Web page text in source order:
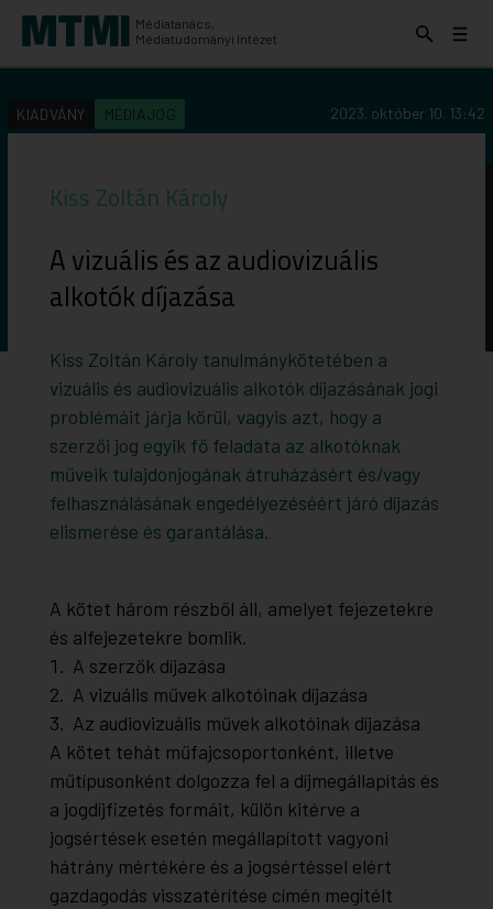
Médiatanács,
Médiatudományi Intézet
KERESÉS AZ INTÉZET ANYAGAI KÖZÖTT
Keresés
Menü
KIADVÁNY MÉDIAJOG 2023. október 10. 13:42
Kiss Zoltán Károly
A vizuális és az audiovizuális
alkotók díjazása
Kiss Zoltán Károly tanulmánykötetében a
vizuális és audiovizuális alkotók díjazásának jogi
problémáit járja körül, vagyis azt, hogy a
szerzői jog egyik fő feladata az alkotóknak
műveik tulajdonjogának átruházásért és/vagy
felhasználásának engedélyezéséért járó díjazás
elismerése és garantálása.
A kötet három részből áll, amelyet fejezetekre
és alfejezetekre bomlik.
A szerzők díjazása
A vizuális művek alkotóinak díjazása
Az audiovizuális művek alkotóinak díjazása
A kötet tehát műfajcsoportonként, illetve
műtípusonként dolgozza fel a díjmegállapítás és
a jogdíjfizetés formáit, külön kitérve a
jogsértések esetén megállapított vagyoni
hátrány mértékére és a jogsértéssel elért
gazdagodás visszatérítése címén megítélt